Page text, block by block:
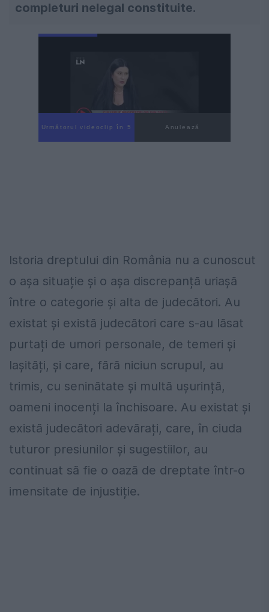
completuri nelegal constituite.
Următorul videoclip în 4 Anulează
Istoria dreptului din România nu a cunoscut
o așa situație și o așa discrepanță uriașă
între o categorie și alta de judecători. Au
existat și există judecători care s-au lăsat
purtați de umori personale, de temeri și
lașități, și care, fără niciun scrupul, au
trimis, cu seninătate și multă ușurință,
oameni inocenți la închisoare. Au existat și
există judecători adevărați, care, în ciuda
tuturor presiunilor și sugestiilor, au
continuat să fie o oază de dreptate într-o
imensitate de injustiție.